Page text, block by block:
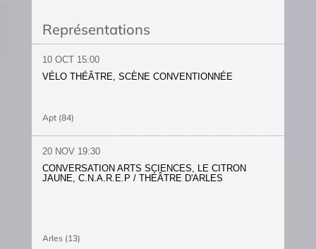
Représentations
10 OCT15:00
VÉLO THÉÂTRE, SCÈNE CONVENTIONNÉE
Apt (84)
20 NOV 19:30
CONVERSATION ARTS SCIENCES, LE CITRON
JAUNE, C.N.A.R.E.P / THÉÂTRE D'ARLES
Arles (13)